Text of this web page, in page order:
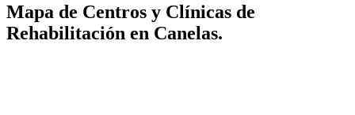
Mapa de Centros y Clínicas de
Rehabilitación en Canelas.